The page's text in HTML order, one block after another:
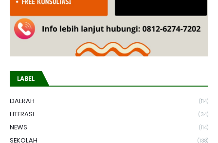
LABEL
DAERAH (114)
LITERASI (34)
NEWS (114)
SEKOLAH (138)